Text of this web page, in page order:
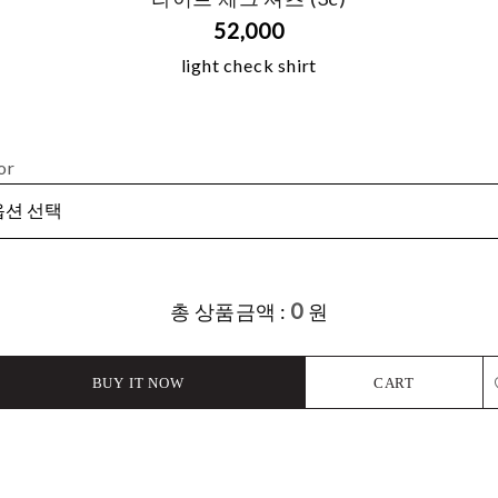
52,000
light check shirt
총 상품금액 : 0 원
BUY IT NOW CART